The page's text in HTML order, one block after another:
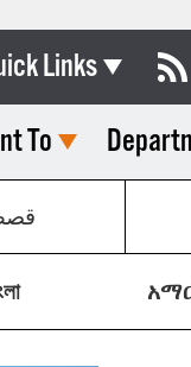
Links
&
Directory
City Council
List
To